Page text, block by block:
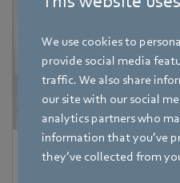
We use cookies to
provide social media
traffic. We also share
our site with our social
analytics partners who
information that you’ve
they’ve collected from
Katharina Eberhardt